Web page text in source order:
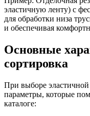
эластичную ленту) с
для обработки низа
и обеспечивая
Основные
сортировка
При выборе
параметры, которые
каталоге: